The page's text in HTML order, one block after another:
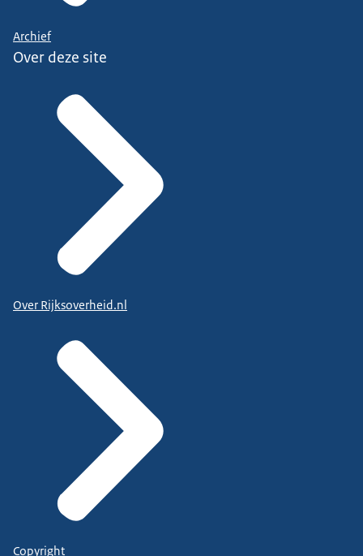
Archief
Over deze site
Over Rijksoverheid.nl
Copyright